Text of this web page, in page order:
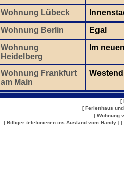
Wohnung Lübeck
Wohnung Berlin
Egal
Wohnung
Heidelberg
Im
Wohnung Frankfurt
am Main
Westend
[
[ Ferienhaus
[ Wohnung
[ Billiger telefonieren ins Ausland vom Handy ] [